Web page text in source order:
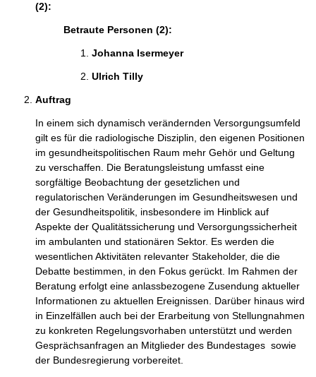
(2):
Betraute Personen (2):
Johanna Isermeyer
Ulrich Tilly
Auftrag
In einem sich dynamisch verändernden Versorgungsumfeld
gilt es für die radiologische Disziplin, den eigenen Positionen
im gesundheitspolitischen Raum mehr Gehör und Geltung
zu verschaffen. Die Beratungsleistung umfasst eine
sorgfältige Beobachtung der gesetzlichen und
regulatorischen Veränderungen im Gesundheitswesen und
der Gesundheitspolitik, insbesondere im Hinblick auf
Aspekte der Qualitätssicherung und Versorgungssicherheit
im ambulanten und stationären Sektor. Es werden die
wesentlichen Aktivitäten relevanter Stakeholder, die die
Debatte bestimmen, in den Fokus gerückt. Im Rahmen der
Beratung erfolgt eine anlassbezogene Zusendung aktueller
Informationen zu aktuellen Ereignissen. Darüber hinaus wird
in Einzelfällen auch bei der Erarbeitung von Stellungnahmen
zu konkreten Regelungsvorhaben unterstützt und werden
Gesprächsanfragen an Mitglieder des Bundestages  sowie
der Bundesregierung vorbereitet.